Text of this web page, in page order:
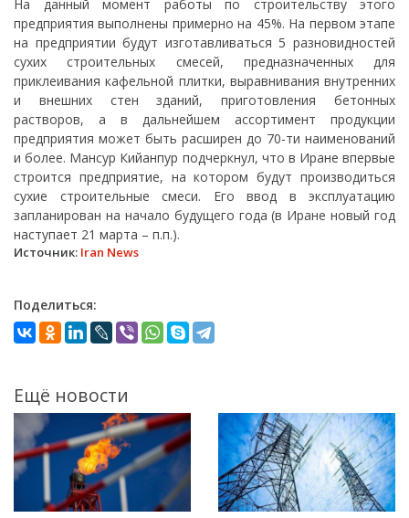
На данный момент работы по строительству этого
предприятия выполнены примерно на 45%. На первом этапе
на предприятии будут изготавливаться 5 разновидностей
сухих строительных смесей, предназначенных для
приклеивания кафельной плитки, выравнивания внутренних
и внешних стен зданий, приготовления бетонных
растворов, а в дальнейшем ассортимент продукции
предприятия может быть расширен до 70-ти наименований
и более. Мансур Кийанпур подчеркнул, что в Иране впервые
строится предприятие, на котором будут производиться
сухие строительные смеси. Его ввод в эксплуатацию
запланирован на начало будущего года (в Иране новый год
наступает 21 марта – п.п.).
Источник: Iran News
Поделиться:
Ещё новости